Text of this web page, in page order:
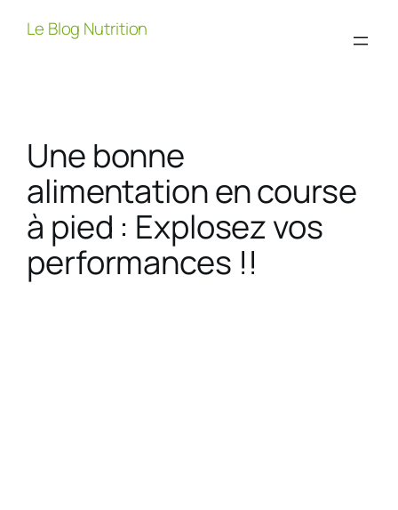
Le Blog Nutrition
Une bonne
alimentation en course
à pied : Explosez vos
performances !!